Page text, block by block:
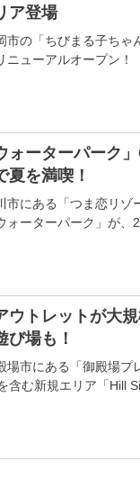
ア登場
市の「ちびまる子ちゃ
ニューアルオープン
ォーターパーク
夏を満喫！
市にある「つま恋リゾ
ォーターパーク」が
ウトレットが大
び場も！
場市にある「御殿場プ
含む新規エリア「Hill